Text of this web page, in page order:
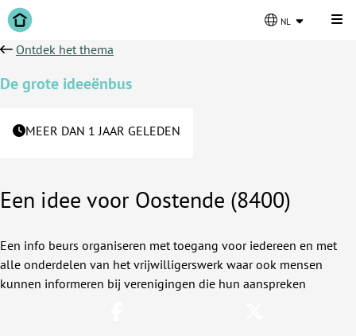
nl
Ontdek het thema
De grote ideeënbus
MEER DAN 1 JAAR GELEDEN
Een idee voor Oostende (8400)
Een info beurs organiseren met toegang voor iedereen en met
alle onderdelen van het vrijwilligerswerk waar ook mensen
kunnen informeren bij verenigingen die hun aanspreken